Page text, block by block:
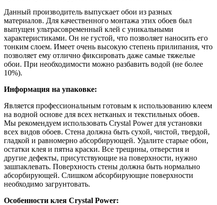
Данный производитель выпускает обои из разных
материалов. Для качественного монтажа этих обоев был
выпущен ультрасовременный клей с уникальными
характеристиками. Он не густой, что позволяет наносить его
тонким слоем. Имеет очень высокую степень прилипания, что
позволяет ему отлично фиксировать даже самые тяжелые
обои. При необходимости можно разбавить водой (не более
10%).
Информация на упаковке:
Является профессиональным готовым к использованию клеем
на водной основе для всех нетканых и текстильных обоев.
Мы рекомендуем использовать Crystal Power для установки
всех видов обоев. Стена должна быть сухой, чистой, твердой,
гладкой и равномерно абсорбирующей. Удалите старые обои,
остатки клея и пятна краски. Все трещины, отверстия и
другие дефекты, присутствующие на поверхности, нужно
зашпаклевать. Поверхность стены должна быть нормально
абсорбирующей. Слишком абсорбирующие поверхности
необходимо загрунтовать.
Особенности клея Crystal Power: